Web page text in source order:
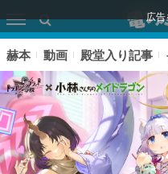
広
赫本 動画 殿堂入り記事